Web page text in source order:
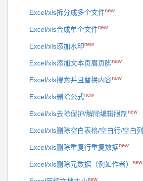
Excel/xls拆分成多个文件new
Excel/xls合成单个文件new
Excel/xls添加水印new
Excel/xls添加文本页眉页脚new
Excel/xls搜索并且替换内容new
Excel/xls删除公式new
Excel/xls去除保护/解除编辑限制 new
Excel/xls删除空白表格/空白行/空白列
Excel/xls删除重复行重复数据new
Excel/xls删除元数据（例如作者） new
new